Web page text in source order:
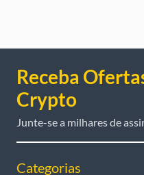
Receba
Crypto
Junte-se a milhares de
Categorias